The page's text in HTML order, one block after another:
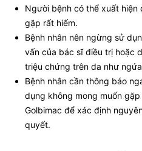
Người bệnh có thể xuất
gặp rất hiếm.
Bệnh nhân nên ngừng sử
vấn của bác sĩ điều trị hoặc
triệu chứng trên da như
Bệnh nhân cần thông báo
dụng không mong muốn
Golbimac để xác định
quyết.